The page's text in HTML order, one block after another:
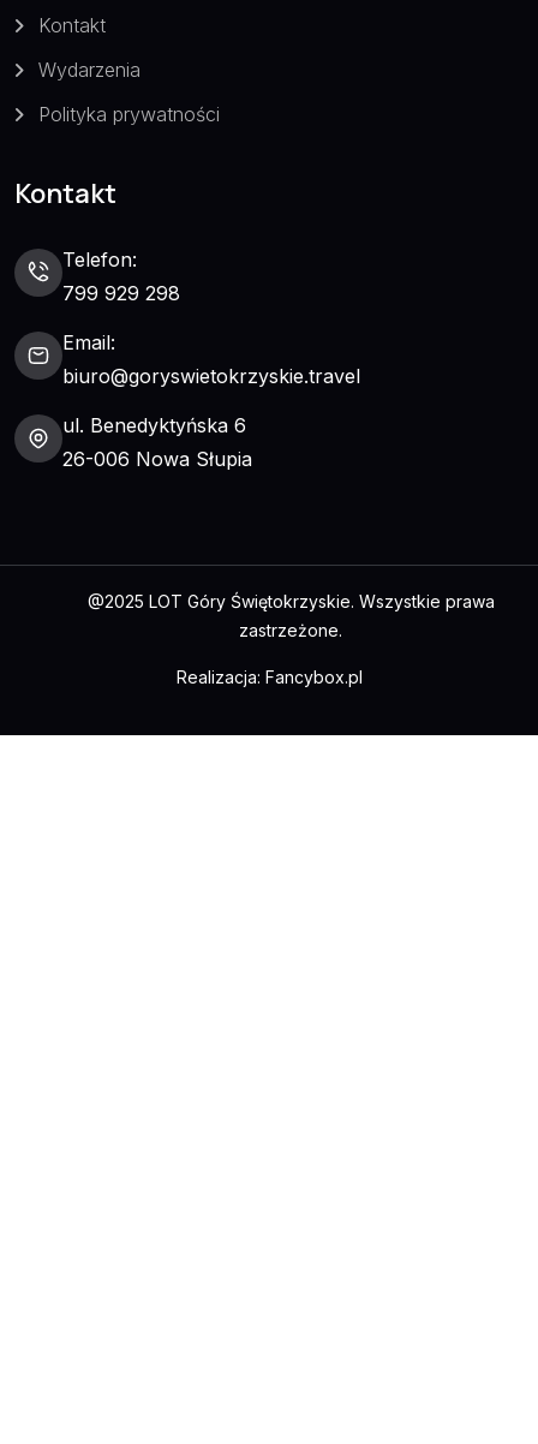
Kontakt
Wydarzenia
Polityka prywatności
Kontakt
Telefon:
799 929 298
Email:
biuro@goryswietokrzyskie.travel
ul. Benedyktyńska 6
26-006 Nowa Słupia
@2025 LOT Góry Świętokrzyskie. Wszystkie prawa
zastrzeżone.
Realizacja: Fancybox.pl